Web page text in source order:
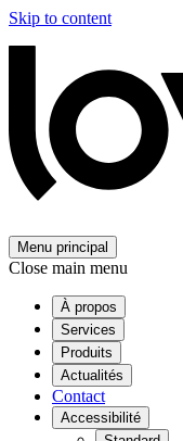
Skip to content
Menu principal
Close main menu
À propos
Services
Produits
Actualités
Contact
Accessibilité